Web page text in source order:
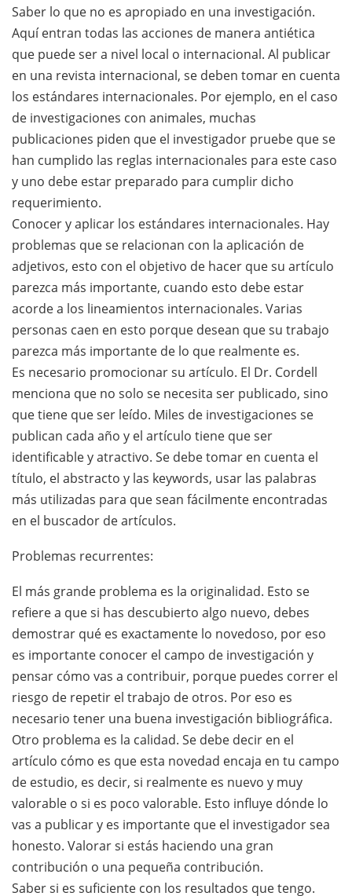
Saber lo que no es apropiado en una investigación.
Aquí entran todas las acciones de manera antiética
que puede ser a nivel local o internacional. Al publicar
en una revista internacional, se deben tomar en cuenta
los estándares internacionales. Por ejemplo, en el caso
de investigaciones con animales, muchas
publicaciones piden que el investigador pruebe que se
han cumplido las reglas internacionales para este caso
y uno debe estar preparado para cumplir dicho
requerimiento.
Conocer y aplicar los estándares internacionales. Hay
problemas que se relacionan con la aplicación de
adjetivos, esto con el objetivo de hacer que su artículo
parezca más importante, cuando esto debe estar
acorde a los lineamientos internacionales. Varias
personas caen en esto porque desean que su trabajo
parezca más importante de lo que realmente es.
Es necesario promocionar su artículo. El Dr. Cordell
menciona que no solo se necesita ser publicado, sino
que tiene que ser leído. Miles de investigaciones se
publican cada año y el artículo tiene que ser
identificable y atractivo. Se debe tomar en cuenta el
título, el abstracto y las keywords, usar las palabras
más utilizadas para que sean fácilmente encontradas
en el buscador de artículos.
Problemas recurrentes:
El más grande problema es la originalidad. Esto se
refiere a que si has descubierto algo nuevo, debes
demostrar qué es exactamente lo novedoso, por eso
es importante conocer el campo de investigación y
pensar cómo vas a contribuir, porque puedes correr el
riesgo de repetir el trabajo de otros. Por eso es
necesario tener una buena investigación bibliográfica.
Otro problema es la calidad. Se debe decir en el
artículo cómo es que esta novedad encaja en tu campo
de estudio, es decir, si realmente es nuevo y muy
valorable o si es poco valorable. Esto influye dónde lo
vas a publicar y es importante que el investigador sea
honesto. Valorar si estás haciendo una gran
contribución o una pequeña contribución.
Saber si es suficiente con los resultados que tengo.